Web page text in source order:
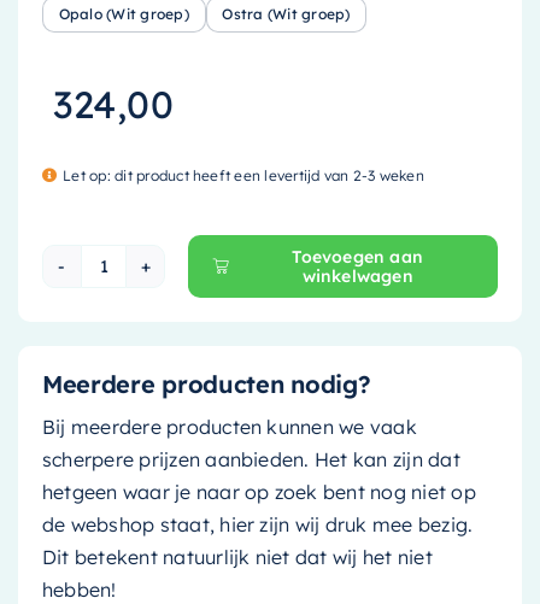
Opalo (Wit groep) Ostra (Wit groep)
324,00
Let op: dit product heeft een levertijd van 2-3 weken
Mondiaz Easy Toiletrolhouder CUBE - solid
Toevoegen aan
winkelwagen
Meerdere producten nodig?
Bij meerdere producten kunnen we vaak
scherpere prijzen aanbieden. Het kan zijn dat
hetgeen waar je naar op zoek bent nog niet op
de webshop staat, hier zijn wij druk mee bezig.
Dit betekent natuurlijk niet dat wij het niet
hebben!